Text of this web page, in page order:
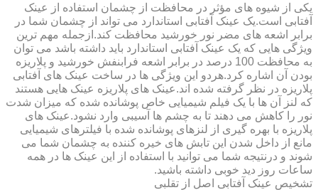
یکی از شیوه های مؤثر در محافظت از چشمان استفاده از عینک
آفتابی است.یک عینک آفتابی استاندارد می تواند از چشمان شما در
برابر اشعه های مضر نور خورشید محافظت کند.ازجمله مهم ترین
ویژگی هایی که یک عینک آفتابی استاندارد باید داشته باشد می توان
به محافظت 100 درصد در برابر اشعه فرابنفش خورشید و پلاریزه
بودن آن اشاره کرد.هردو این ویژگی ها در ساخت عینک های آفتابی
پلاریزه در نظر گرفته شده اند.عینک های پلاریزه عینک هایی هستند
که لنز آن ها با یک فیلم شیمیایی خاص پوشانده شده که میزان شدت
نور را کاهش می دهند تا به چشم ها آسیبی وارد نشود.عینک های
پلاریزه با بهره گیری از لنزهای پوشانده شده با فیلترهای شیمیایی
مانع از داخل شدن این تابش های خیره کننده به چشمان شما می
شوند و درنتیجه شما می توانید با استفاده از این عینک ها در همه
ساعات روز دید خوبی داشته باشید.
تشخیص عینک آفتابی اصل از تقلبی